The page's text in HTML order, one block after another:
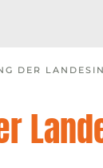
DER